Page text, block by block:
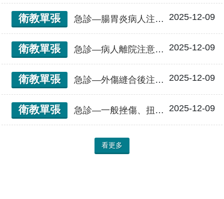
衛教單張 急診—腸胃炎病人注意事項 2025-12-09
衛教單張 急診—病人離院注意事項 2025-12-09
衛教單張 急診—外傷縫合後注意事項 2025-12-09
衛教單張 急診—一般挫傷、扭傷、瘀傷之注意事項 2025-12-09
看更多